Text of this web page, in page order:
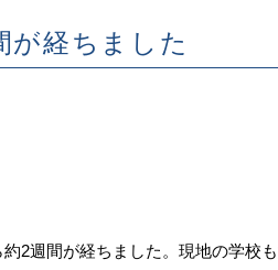
経ちました
2週間が経ちました。現地の学校